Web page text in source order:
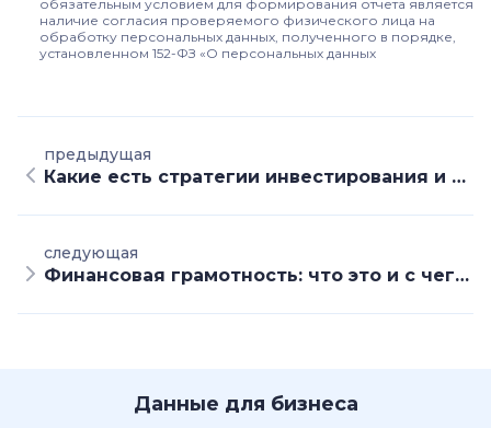
обязательным условием для формирования отчета является
наличие согласия проверяемого физического лица на
обработку персональных данных, полученного в порядке,
установленном 152-ФЗ «О персональных данных
предыдущая
Какие есть стратегии инвестирования и как выбрать подходящую
следующая
Финансовая грамотность: что это и с чего начать
Данные для бизнеса